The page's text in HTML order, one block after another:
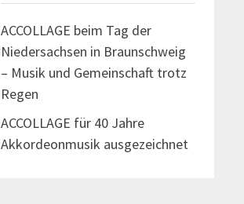
ACCOLLAGE beim Tag der
Niedersachsen in Braunschweig
– Musik und Gemeinschaft trotz
Regen
ACCOLLAGE für 40 Jahre
Akkordeonmusik ausgezeichnet